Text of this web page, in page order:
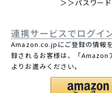
＞＞パスワー
連携サービスでログイ
Amazon.co.jpにご登録の情報
録されるお客様は、「Amazon
よりお進みください。